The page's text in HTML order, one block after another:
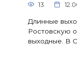
13
Длинные
Ростовскую
выходные. В